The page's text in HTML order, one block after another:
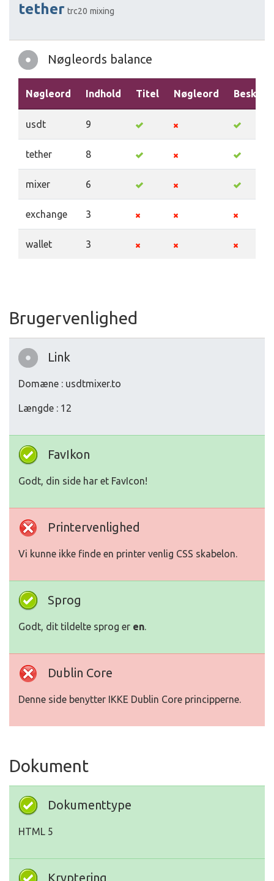
tether trc20 mixing
Nøgleords balance
Nøgleord Indhold Titel Nøgleord
usdt 9
tether 8
mixer 6
exchange 3
wallet 3
Brugervenlighed
Link
Domæne : usdtmixer.to
Længde : 12
FavIkon
Godt, din side har et FavIcon!
Printervenlighed
Vi kunne ikke finde en printer venlig CSS skabelon.
Sprog
Godt, dit tildelte sprog er en.
Dublin Core
Denne side benytter IKKE Dublin Core principperne.
Dokument
Dokumenttype
HTML 5
Kryptering